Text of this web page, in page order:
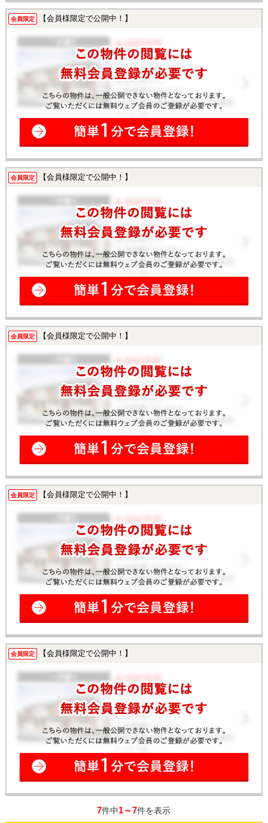
会員限定 【会員様限定で公開中！】
会員限定 【会員様限定で公開中！】
会員限定 【会員様限定で公開中！】
会員限定 【会員様限定で公開中！】
会員限定 【会員様限定で公開中！】
7件中1～7件を表示